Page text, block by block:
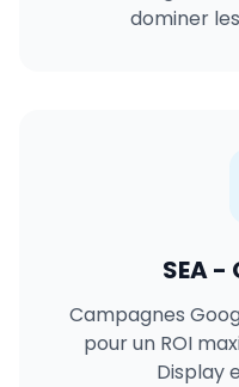
dominer
SEA -
Campagnes
pour un ROI
Display